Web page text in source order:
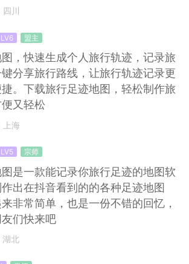
四川
LV6 盟主
，快速生成个人旅行轨迹，记录旅
分享旅行路线，让旅行轨迹记录更
。下载旅行足迹地图，轻松制作旅
又轻松
上海
LV5 宗师
是一款能记录你旅行足迹的地图软
出在抖音看到的的各种足迹地图
非常简单，也是一份不错的回忆，
们快来吧
湖北